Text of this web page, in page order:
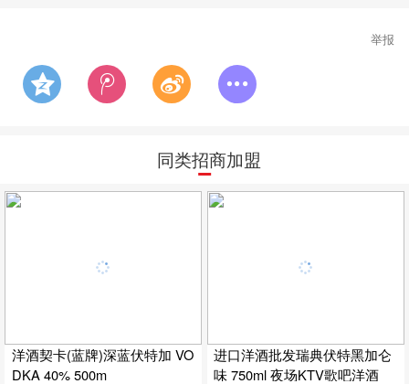
举报
同类招商加盟
洋酒契卡(蓝牌)深蓝伏特加 VO
DKA 40% 500m
进口洋酒批发瑞典伏特黑加仑
味 750ml 夜场KTV歌吧洋酒